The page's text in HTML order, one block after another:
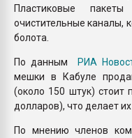
Пластиковые
очистительные каналы,
болота.
По данным РИА
мешки в Кабуле
(около 150 штук) стоит
долларов), что делает
По мнению членов